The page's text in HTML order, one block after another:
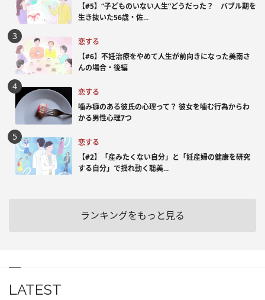
【#5】“子どものいない人生”どうだった？ バブル期を
生き抜いた56歳・佐...
恋する
【#6】不妊治療をやめて人生が前向きになった美南さ
んの場合・後編
恋する
噛み癖のある彼氏の心理って？ 彼女を噛む行為からわ
かる男性心理7つ
恋する
【#2】「産みたくない自分」と「妊産婦の健康を研究
する自分」で揺れ動く聡美...
ランキングをもっと見る
LATEST